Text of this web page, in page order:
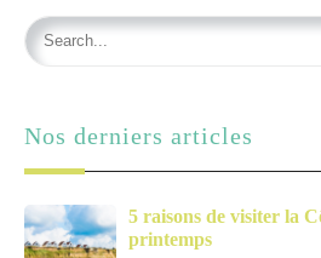
Nos derniers articles
5 raisons de visiter la
printemps